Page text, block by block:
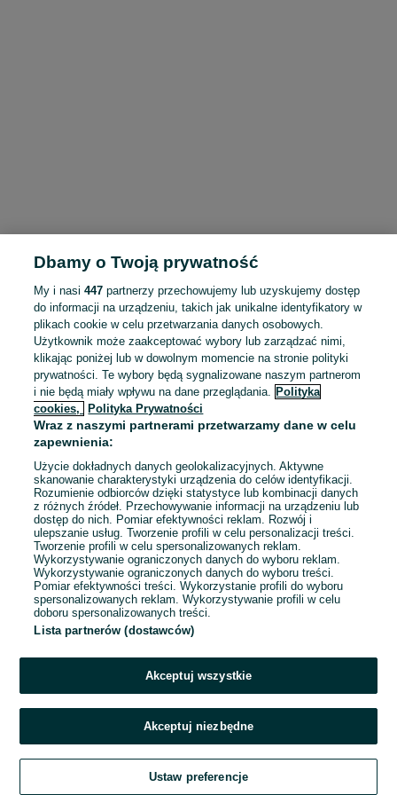
To ogłoszenie nie jest już dostępne
Przejdź na stronę główną
Dbamy o Twoją prywatność
My i nasi447 partnerzy przechowujemy lub uzyskujemy dostęp
do informacji na urządzeniu, takich jak unikalne identyfikatory w
plikach cookie w celu przetwarzania danych osobowych.
Użytkownik może zaakceptować wybory lub zarządzać nimi,
klikając poniżej lub w dowolnym momencie na stronie polityki
prywatności. Te wybory będą sygnalizowane naszym partnerom
i nie będą miały wpływu na dane przeglądania. Polityka
cookies,
Polityka Prywatności
Wraz z naszymi partnerami przetwarzamy dane w celu
zapewnienia:
Użycie dokładnych danych geolokalizacyjnych. Aktywne
skanowanie charakterystyki urządzenia do celów identyfikacji.
Rozumienie odbiorców dzięki statystyce lub kombinacji danych
z różnych źródeł. Przechowywanie informacji na urządzeniu lub
dostęp do nich. Pomiar efektywności reklam. Rozwój i
ulepszanie usług. Tworzenie profili w celu personalizacji treści.
Tworzenie profili w celu spersonalizowanych reklam.
Wykorzystywanie ograniczonych danych do wyboru reklam.
Wykorzystywanie ograniczonych danych do wyboru treści.
Pomiar efektywności treści. Wykorzystanie profili do wyboru
spersonalizowanych reklam. Wykorzystywanie profili w celu
doboru spersonalizowanych treści.
Lista partnerów (dostawców)
Akceptuj wszystkie
Akceptuj niezbędne
Ustaw preferencje